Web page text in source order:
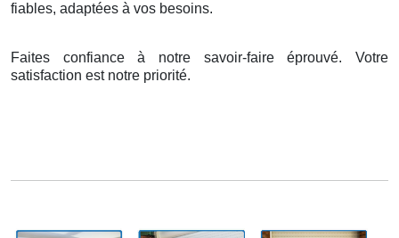
fiables, adaptées à vos besoins.
Faites confiance à notre savoir-faire éprouvé. Votre
satisfaction est notre priorité.